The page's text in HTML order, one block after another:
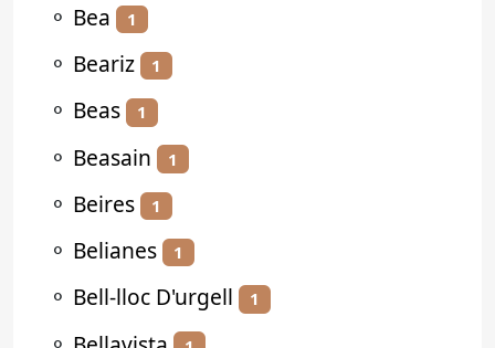
⚬ Bea 1
⚬ Beariz 1
⚬ Beas 1
⚬ Beasain 1
⚬ Beires 1
⚬ Belianes 1
⚬ Bell-lloc D'urgell 1